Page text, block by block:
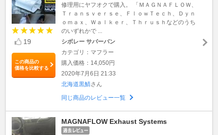
19
この商品の
価格を比較する
修理用にヤフオクで購入。 「ＭＡＧＮＡＦＬＯＷ、
Ｔｒａｎｓｖｅｒｓｅ、ＦｌｏｗＴｅｃｈ、Ｄｙｎ
ｏｍａｘ、Ｗａｌｋｅｒ、Ｔｈｒｕｓｈなどのうち
のいずれかで ...
シボレー サバーバン
カテゴリ：マフラー
購入価格：14,050円
2020年7月6日 21:33
北海道黒鯖さん
同じ商品のレビュー一覧
MAGNAFLOW Exhaust Systems